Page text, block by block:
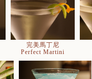
完美馬丁尼
Perfect Martini